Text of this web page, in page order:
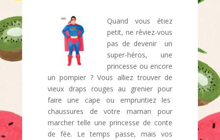
Quand vous étiez
petit, ne rêviez-vous
pas de devenir un
super-héros, une
princesse ou encore
un pompier ? Vous alliez trouver de
vieux draps rouges au grenier pour
faire une cape ou empruntiez les
chaussures de votre maman pour
marcher telle une princesse de conte
de fée. Le temps passe, mais vos